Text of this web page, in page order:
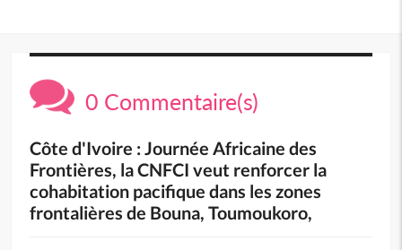
0 Commentaire(s)
Côte d'Ivoire : Journée Africaine des
Frontières, la CNFCI veut renforcer la
cohabitation pacifique dans les zones
frontalières de Bouna, Toumoukoro,